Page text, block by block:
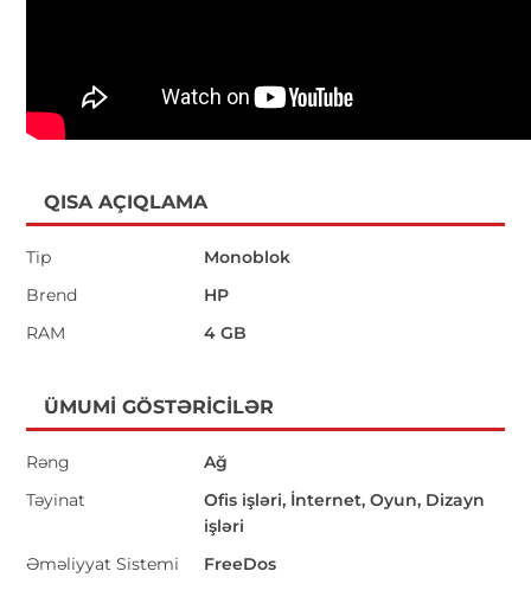
QISA AÇIQLAMA
Tip
Monoblok
Brend
HP
RAM
4 GB
ÜMUMI GÖSTƏRICILƏR
Rəng
Ağ
Təyinat
Ofis işləri, İnternet, Oyun, Dizayn
işləri
Əməliyyat Sistemi
FreeDos